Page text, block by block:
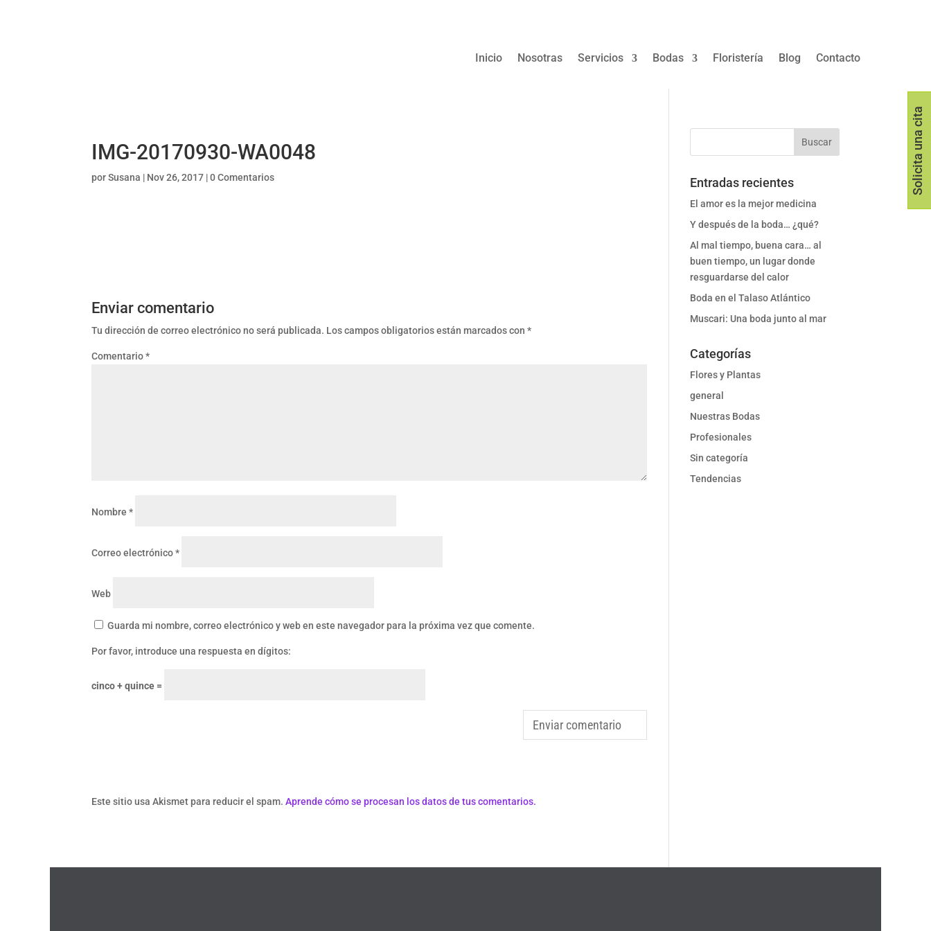
Inicio Nosotras Servicios Bodas Floristería Blog Contacto
IMG-20170930-WA0048
porSusana | Nov 26, 2017 |0 Comentarios
Enviar comentario
Tu dirección de correo electrónico no será publicada. Los campos obligatorios están marcados con *
Comentario*
Nombre *
Correo electrónico*
Web
Guarda mi nombre, correo electrónico y web en este navegador para la próxima vez que comente.
Por favor, introduce una respuesta en dígitos:
cinco + quince =
Este sitio usa Akismet para reducir el spam. Aprende cómo se procesan los datos de tus comentarios.
Entradas recientes
El amor es la mejor medicina
Y después de la boda… ¿qué?
Al mal tiempo, buena cara… al
buen tiempo, un lugar donde
resguardarse del calor
Boda en el Talaso Atlántico
Muscari: Una boda junto al mar
Categorías
Flores y Plantas
general
Nuestras Bodas
Profesionales
Sin categoría
Tendencias
Solicita una cita